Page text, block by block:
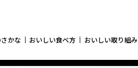
かな おいしい食べ方 おいしい取り組み